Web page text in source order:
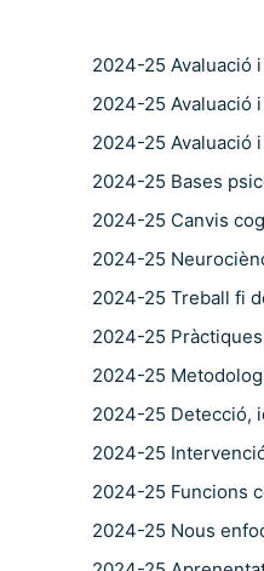
2024-25 Avaluació
2024-25 Avaluació
2024-25 Avaluació
2024-25 Bases
2024-25 Canvis
2024-25
2024-25 Treball fi
2024-25
2024-25
2024-25 Detecció,
2024-25
2024-25 Funcions
2024-25 Nous